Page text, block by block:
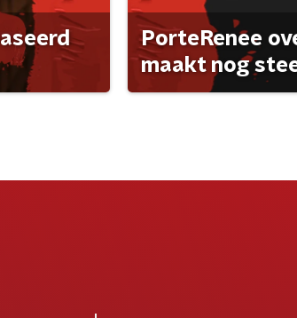
PorteRenee
maakt nog